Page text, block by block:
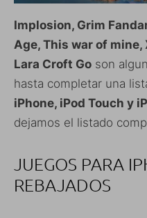
Implosion, Grim
Age, This war of mine,
Lara Croft Go son
hasta completar una
iPhone, iPod Touch y
dejamos el listado
JUEGOS PARA
REBAJADOS